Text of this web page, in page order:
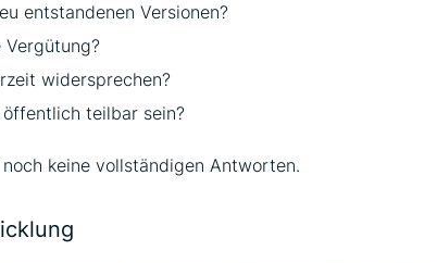
entstandenen Versionen?
widersprechen?
teilbar sein?
keine vollständigen Antworten.